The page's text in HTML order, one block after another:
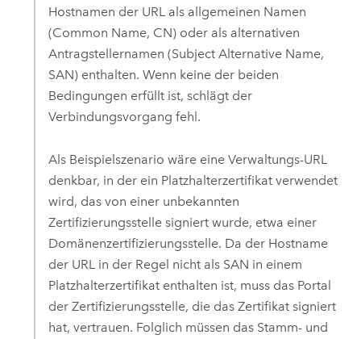
Hostnamen der URL als allgemeinen Namen
(Common Name, CN) oder als alternativen
Antragstellernamen (Subject Alternative Name,
SAN) enthalten. Wenn keine der beiden
Bedingungen erfüllt ist, schlägt der
Verbindungsvorgang fehl.
Als Beispielszenario wäre eine Verwaltungs-URL
denkbar, in der ein Platzhalterzertifikat verwendet
wird, das von einer unbekannten
Zertifizierungsstelle signiert wurde, etwa einer
Domänenzertifizierungsstelle. Da der Hostname
der URL in der Regel nicht als SAN in einem
Platzhalterzertifikat enthalten ist, muss das Portal
der Zertifizierungsstelle, die das Zertifikat signiert
hat, vertrauen. Folglich müssen das Stamm- und